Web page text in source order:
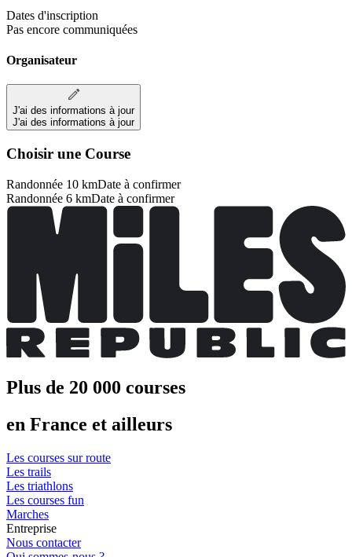
Dates d'inscription
Pas encore communiquées
Organisateur
J'ai des informations à jour
J'ai des informations à jour
Choisir une Course
Randonnée 10 kmDate à confirmer
Randonnée 6 kmDate à confirmer
Plus de 20 000 courses
en France et ailleurs
Les courses sur route
Les trails
Les triathlons
Les courses fun
Marches
Entreprise
Nous contacter